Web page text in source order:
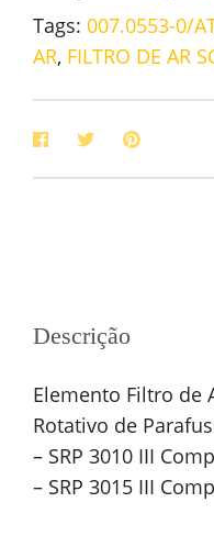
Tags: 007.0553-0/
AR, FILTRO DE AR
Descrição
Elemento Filtro de
Rotativo de
– SRP 3010 III
– SRP 3015 III